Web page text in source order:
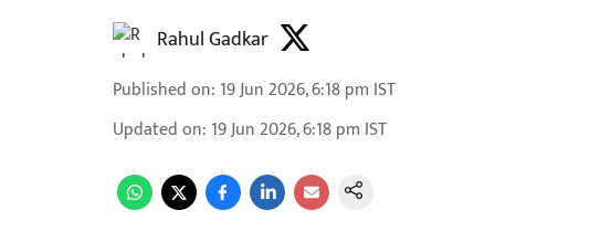
Rahul Gadkar
Published on: 19 Jun 2026, 6:18 pm IST
Updated on: 19 Jun 2026, 6:18 pm IST